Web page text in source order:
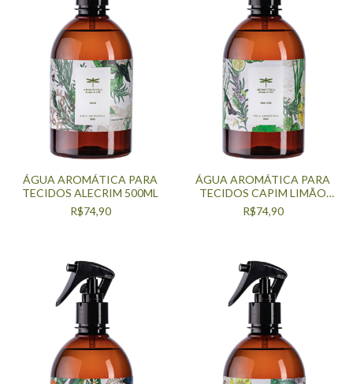
ÁGUA AROMÁTICA PARA
TECIDOS ALECRIM 500ML
R$74,90
ÁGUA AROMÁTICA PARA
TECIDOS CAPIM LIMÃO
500ML
R$74,90